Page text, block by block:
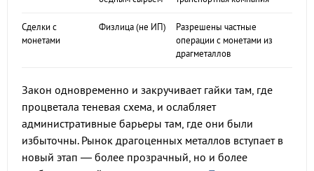
Сделки с
монетами
Физлица (не ИП)
Разрешены частные
операции с монетами из
драгметаллов
Закон одновременно и закручивает гайки там, где
процветала теневая схема, и ослабляет
административные барьеры там, где они были
избыточны. Рынок драгоценных металлов вступает в
новый этап — более прозрачный, но и более